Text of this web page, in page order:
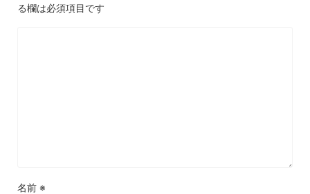
る欄は必須項目です
名前 ※